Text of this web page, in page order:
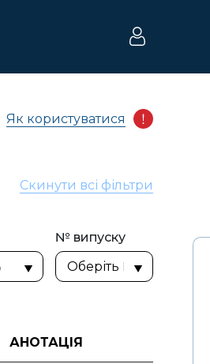
Як користуватися
№ випуску
Скинути всі фільтри
АНОТАЦІЯ